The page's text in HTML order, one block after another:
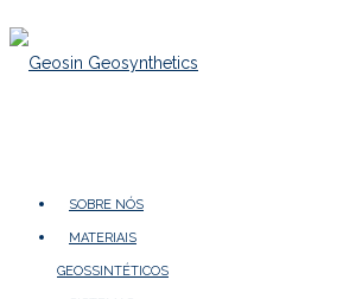
SOBRE NÓS
MATERIAIS
GEOSSINTÉTICOS